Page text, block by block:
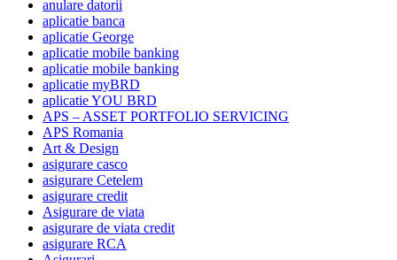
anulare datorii
aplicatie banca
aplicatie George
aplicatie mobile banking
aplicatie mobile banking
aplicatie myBRD
aplicatie YOU BRD
APS – ASSET PORTFOLIO SERVICING
APS Romania
Art & Design
asigurare casco
asigurare Cetelem
asigurare credit
Asigurare de viata
asigurare de viata credit
asigurare RCA